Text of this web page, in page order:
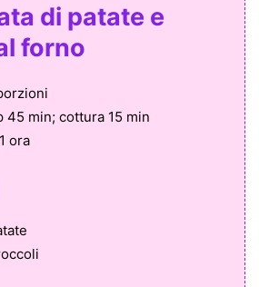
di patate e
forno
45 min; cottura 15 min
1 ora